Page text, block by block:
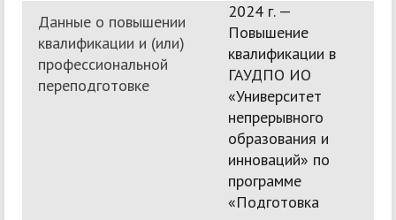
Данные о повышении
квалификации и (или)
профессиональной
переподготовке
2024 г. —
Повышение
квалификации в
ГАУДПО ИО
«Университет
непрерывного
образования и
инноваций» по
программе
«Подготовка